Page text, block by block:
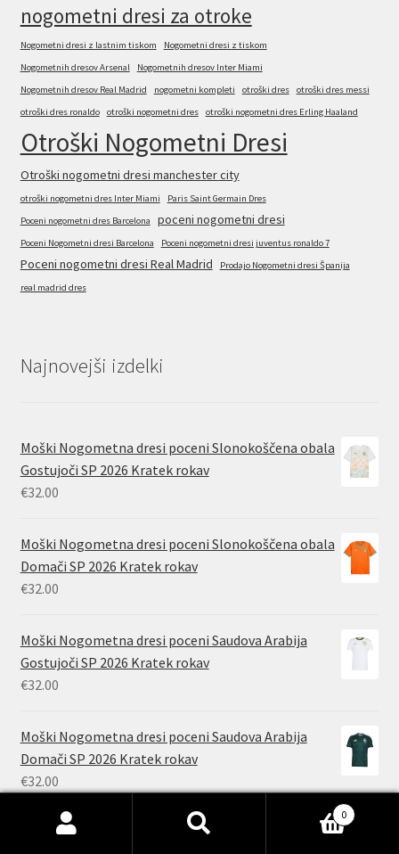
nogometni dresi za otroke
Nogometni dresi z lastnim tiskom
Nogometni dresi z tiskom
Nogometnih dresov Arsenal
Nogometnih dresov Inter Miami
Nogometnih dresov Real Madrid
nogometni kompleti otroški dres
otroški dres messi
otroški dres ronaldo
otroški nogometni dres otroški nogometni dres Erling Haaland
Otroški Nogometni Dresi
Otroški nogometni dresi manchester city
otroški nogometni dres Inter Miami
Paris Saint Germain Dres
Poceni nogometni dres Barcelona
poceni nogometni dresi
Poceni Nogometni dresi Barcelona Poceni nogometni dresi juventus ronaldo 7
Poceni nogometni dresi Real Madrid
Prodajo Nogometni dresi Španija
real madrid dres
Najnovejši izdelki
Moški Nogometna dresi poceni Slonokoščena obala
Gostujoči SP 2026 Kratek rokav
€32.00
Moški Nogometna dresi poceni Slonokoščena obala
Domači SP 2026 Kratek rokav
€32.00
Moški Nogometna dresi poceni Saudova Arabija
Gostujoči SP 2026 Kratek rokav
€32.00
Moški Nogometna dresi poceni Saudova Arabija
Domači SP 2026 Kratek rokav
€32.00
Moški Nogometna dresi poceni Katar Gostujoči SP
0